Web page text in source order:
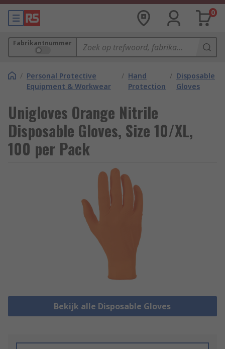
0
Fabrikantnummer
/ Personal Protective
Equipment & Workwear
/ Hand
Protection
/ Disposable
Gloves
Unigloves Orange Nitrile
Disposable Gloves, Size 10/XL,
100 per Pack
Bekijk alle Disposable Gloves